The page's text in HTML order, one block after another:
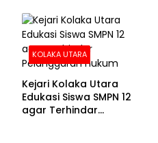
Beralas Tanah dan
Dinding Bolong-bolong
KOLAKA UTARA
Kejari Kolaka Utara
Edukasi Siswa SMPN 12
agar Terhindar